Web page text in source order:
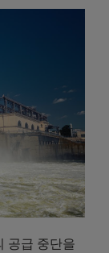
공급 중단을